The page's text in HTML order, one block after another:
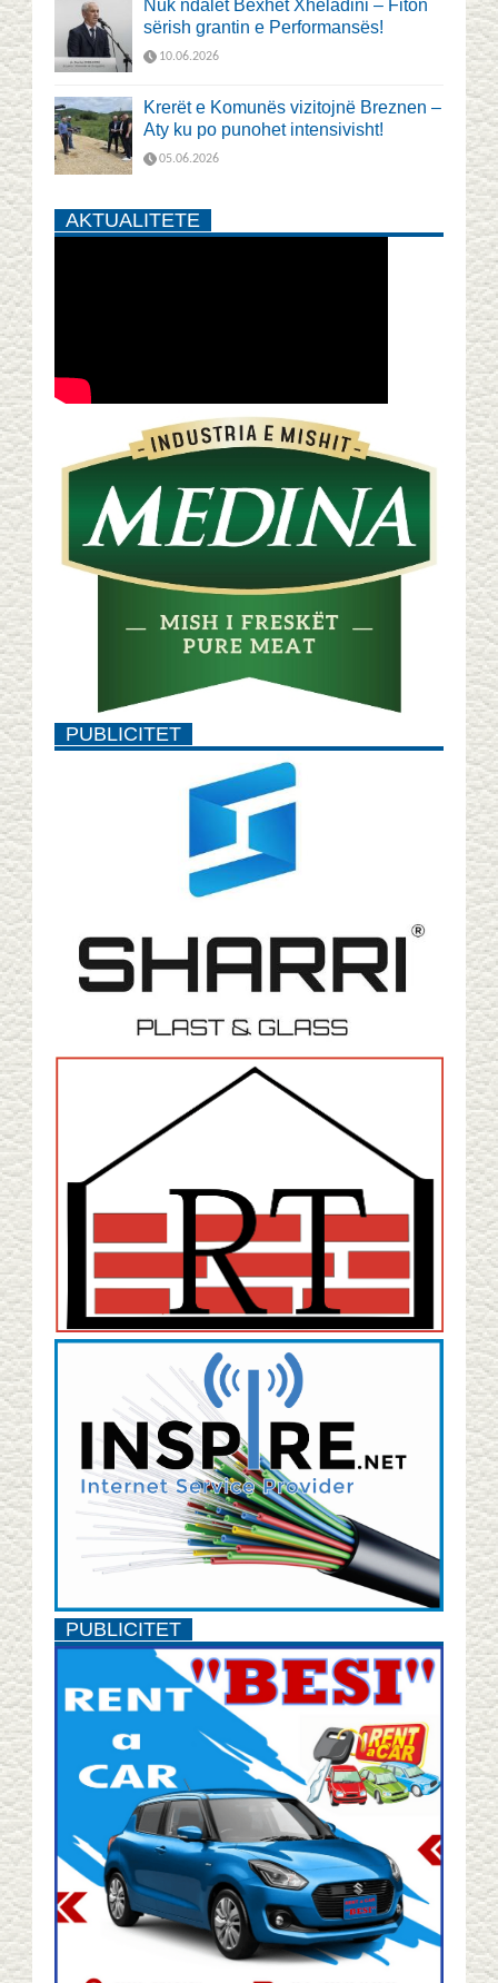
Nuk ndalet Bexhet Xheladini – Fiton
sërish grantin e Performansës!
10.06.2026
Krerët e Komunës vizitojnë Breznen –
Aty ku po punohet intensivisht!
05.06.2026
AKTUALITETE
PUBLICITET
PUBLICITET